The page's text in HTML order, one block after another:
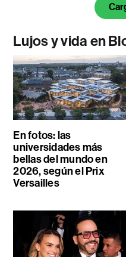
Lujos y vida en
En fotos: las
universidades más
bellas del mundo en
2026, según el Prix
Versailles